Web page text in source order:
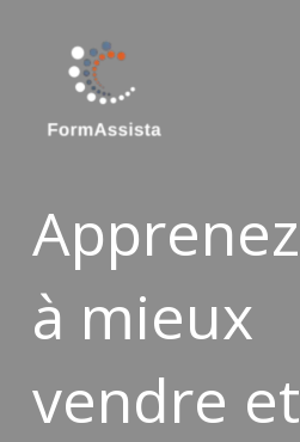
Calendrier
Nos offres
Boutique
Blog
Apprenez
à mieux
vendre et